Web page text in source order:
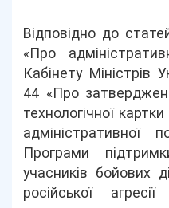
Відповідно до
«Про
Кабінету Міністрів
44 «Про
технологічної
адміністративної
Програми
учасників бойових
російської